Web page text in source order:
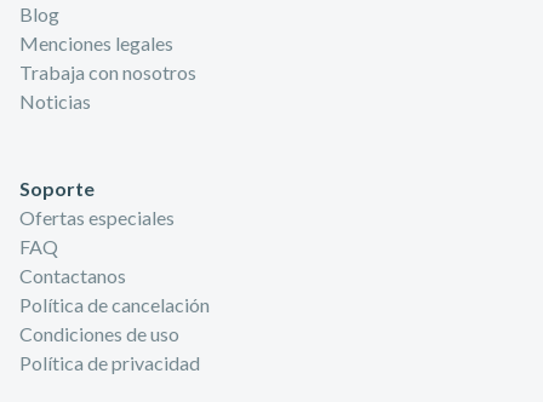
Blog
Menciones legales
Trabaja con nosotros
Noticias
Soporte
Ofertas especiales
FAQ
Contactanos
Política de cancelación
Condiciones de uso
Política de privacidad